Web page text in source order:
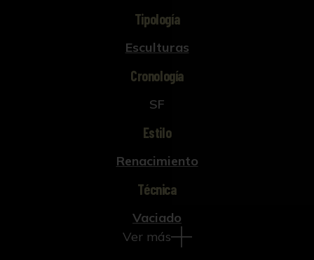
Tipología
Esculturas
Cronología
SF
Estilo
Renacimiento
Técnica
Vaciado
Ver más